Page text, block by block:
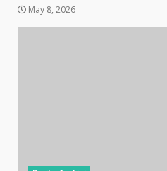
May 8, 2026